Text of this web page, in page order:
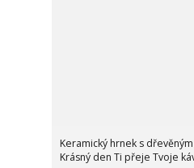
Keramický hrnek s
Krásný den Ti přeje Tvoje